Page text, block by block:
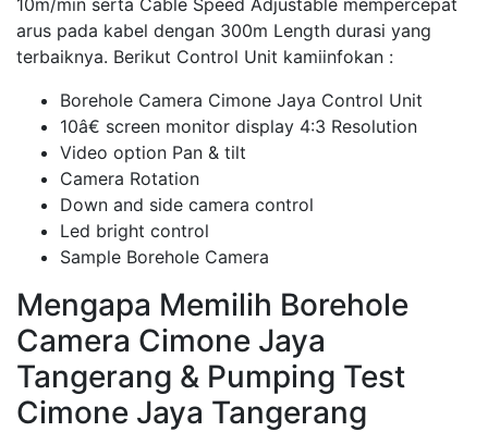
10m/min serta Cable Speed Adjustable mempercepat
arus pada kabel dengan 300m Length durasi yang
terbaiknya. Berikut Control Unit kamiinfokan :
Borehole Camera Cimone Jaya Control Unit
10â€ screen monitor display 4:3 Resolution
Video option Pan & tilt
Camera Rotation
Down and side camera control
Led bright control
Sample Borehole Camera
Mengapa Memilih Borehole
Camera Cimone Jaya
Tangerang & Pumping Test
Cimone Jaya Tangerang